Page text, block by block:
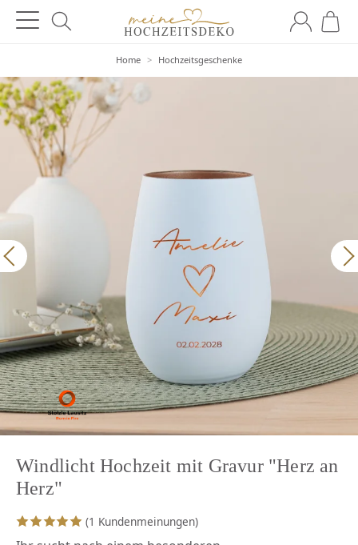
Home > Hochzeitsgeschenke
Windlicht Hochzeit mit Gravur "Herz an
Herz"
(1 Kundenmeinungen)